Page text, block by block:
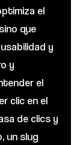
el
que
y
y
el
clic en el
de clics y
un slug